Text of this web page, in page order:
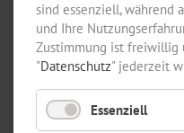
sind essenziell, während
und Ihre
Zustimmung ist freiwillig
"Datenschutz" jederzeit
Essenziell